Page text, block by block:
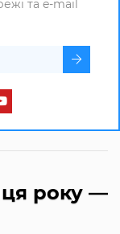
та e-mail
року —